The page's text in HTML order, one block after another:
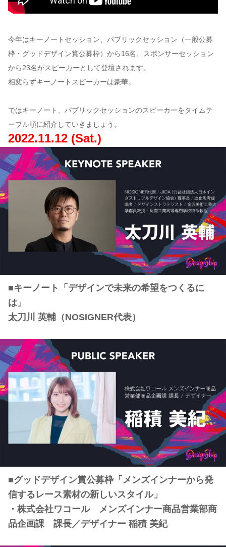
今年はキーノートセッション、パブリックセッション（一般公募
枠・グッドデザイン賞公募枠）から16名、スポンサーセッション
から23名がスピーカーとして登壇されます。
相変らずキーノートスピーカーは豪華。
ではキーノート、パブリックセッションのスピーカーをタイムテ
ーブル順に紹介していきましょう。
2022.11.12 (Sat.)
■キーノート「デザインで未来の希望をつくるに
は」
太刀川 英輔（NOSIGNER代表）
■グッドデザイン賞公募枠「メンズインナーから発
信するレース素材の新しいスタイル」
・株式会社ワコール メンズインナー商品営業部商
品企画課 課長／デザイナー 稲積 美紀